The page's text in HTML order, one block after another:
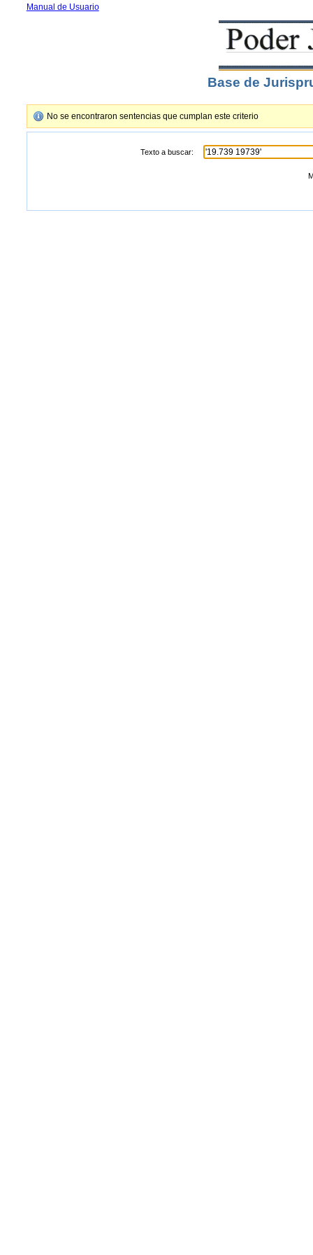
Manual de Usuario
Base de
No se encontraron sentencias que cumplan este criterio
Texto a buscar: